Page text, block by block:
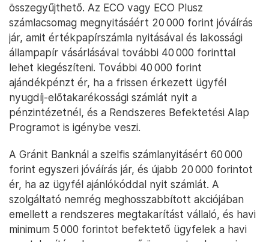
összegyűjthető. Az ECO vagy ECO Plusz
számlacsomag megnyitásáért 20 000 forint jóváírás
jár, amit értékpapírszámla nyitásával és lakossági
állampapír vásárlásával további 40 000 forinttal
lehet kiegészíteni. További 40 000 forint
ajándékpénzt ér, ha a frissen érkezett ügyfél
nyugdíj-előtakarékossági számlát nyit a
pénzintézetnél, és a Rendszeres Befektetési Alap
Programot is igénybe veszi.
A Gránit Banknál a szelfis számlanyitásért 60 000
forint egyszeri jóváírás jár, és újabb 20 000 forintot
ér, ha az ügyfél ajánlókóddal nyit számlát. A
szolgáltató nemrég meghosszabbított akciójában
emellett a rendszeres megtakarítást vállaló, és havi
minimum 5 000 forintot befektető ügyfelek a havi